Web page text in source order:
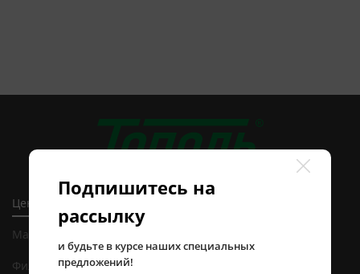
Центральный офис в Алматы
Магазин и сервисный центр в Алматы
Филиал в Астане
Подпишитесь на
рассылку
и будьте в курсе наших специальных
предложений!